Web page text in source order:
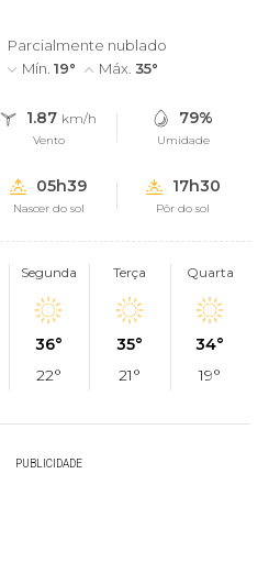
Parcialmente nublado
Mín. 19° Máx. 35°
1.87 km/h
Vento
79%
Umidade
05h39
Nascer do sol
17h30
Pôr do sol
Segunda
36°
22°
Terça
35°
21°
Quarta
34°
19°
PUBLICIDADE